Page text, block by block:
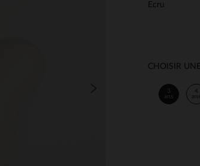
Ecru
CHOISIR
3
ans
4
ans